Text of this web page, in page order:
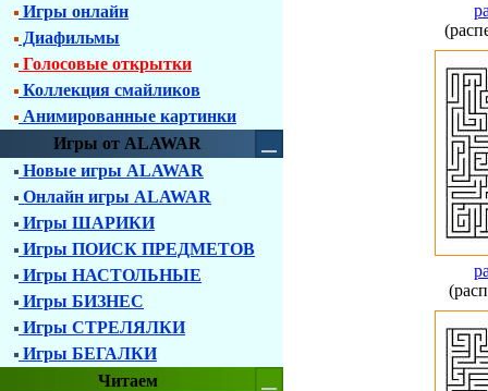
Игры онлайн
Диафильмы
Голосовые открытки
Коллекция смайликов
Анимированные картинки
Игры от ALAWAR
Новые игры ALAWAR
Онлайн игры ALAWAR
Игры ШАРИКИ
Игры ПОИСК ПРЕДМЕТОВ
Игры НАСТОЛЬНЫЕ
Игры БИЗНЕС
Игры СТРЕЛЯЛКИ
Игры БЕГАЛКИ
Читаем